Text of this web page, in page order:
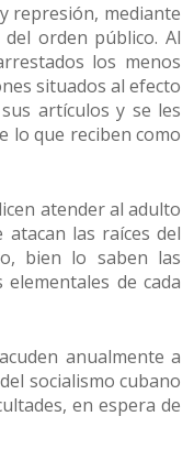
represión, mediante
orden público. Al
los menos
situados al efecto
artículos y se les
lo que reciben como
atender al adulto
las raíces del
bien lo saben las
de cada
anualmente a
socialismo cubano
en espera de